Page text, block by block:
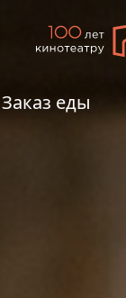
Заказ еды